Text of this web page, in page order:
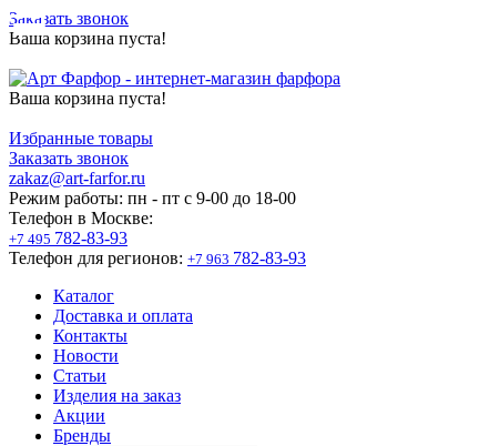
Заказать звонок
Ваша корзина пуста!
Ваша корзина пуста!
Избранные товары
Заказать звонок
zakaz@art-farfor.ru
Режим работы: пн - пт c 9-00 до 18-00
Телефон в Москве:
+7 495 782-83-93
Телефон для регионов: +7 963 782-83-93
Каталог
Доставка и оплата
Контакты
Новости
Статьи
Изделия на заказ
Акции
Бренды